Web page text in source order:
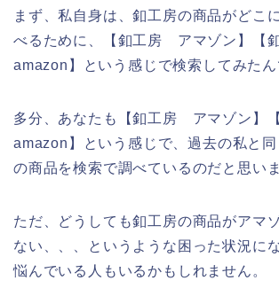
まず、私自身は、釦工房の商品がどこ
べるために、【釦工房 アマゾン】【
amazon】という感じで検索してみたん
多分、あなたも【釦工房 アマゾン】
amazon】という感じで、過去の私と
の商品を検索で調べているのだと思い
ただ、どうしても釦工房の商品がアマ
ない、、、というような困った状況に
悩んでいる人もいるかもしれません。